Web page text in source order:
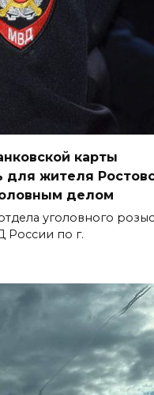
карты
для жителя
делом
уголовного
по г.